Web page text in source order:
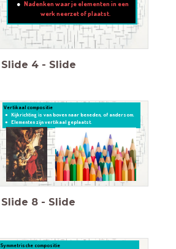
Nadenken waar je elementen in een
werk neerzet of plaatst.
Slide 4 - Slide
Vertikaal compositie
Kijkrichting is van boven naar beneden, of andersom.
Elementen zijn vertikaal geplaatst.
Slide 8 - Slide
Symmetrische compositie